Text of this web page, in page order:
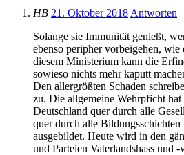
HB 21. Oktober 2018 Antworten
Solange sie Immunität genießt,
ebenso peripher vorbeigehen,
diesem Ministerium kann die
sowieso nichts mehr kaputt
Den allergrößten Schaden
zu. Die allgemeine Wehrpficht
Deutschland quer durch alle
quer durch alle
ausgebildet. Heute wird in den
und Parteien Vaterlandshass und -